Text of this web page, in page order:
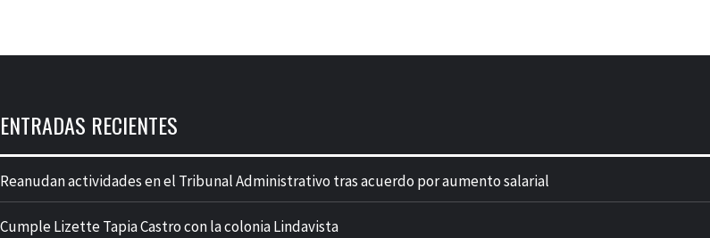
ENTRADAS RECIENTES
Reanudan actividades en el Tribunal Administrativo tras acuerdo por aumento salarial
Cumple Lizette Tapia Castro con la colonia Lindavista